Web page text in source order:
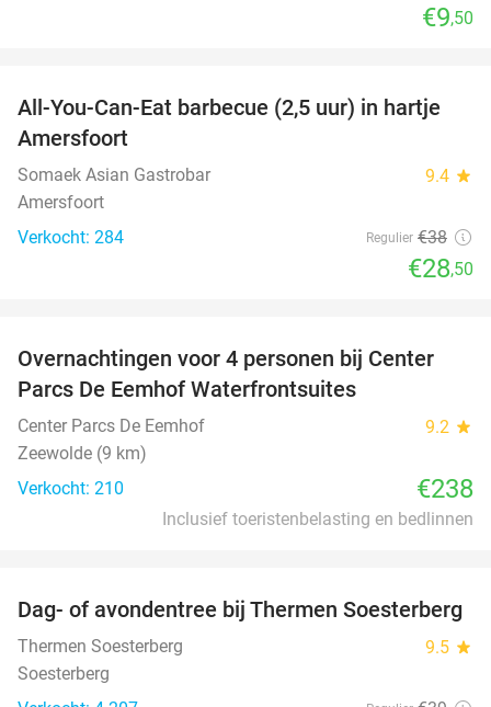
€9,50
25%
All-You-Can-Eat barbecue (2,5 uur) in hartje
Amersfoort
Somaek Asian Gastrobar 9.4 star
Amersfoort
Verkocht: 284
Regulier €38
€28,50
Overnachtingen voor 4 personen bij Center
Parcs De Eemhof Waterfrontsuites
Center Parcs De Eemhof 9.2 star
Zeewolde (9 km)
Verkocht: 210
€238
Inclusief toeristenbelasting en bedlinnen
29%
Dag- of avondentree bij Thermen Soesterberg
Thermen Soesterberg 9.5 star
Soesterberg